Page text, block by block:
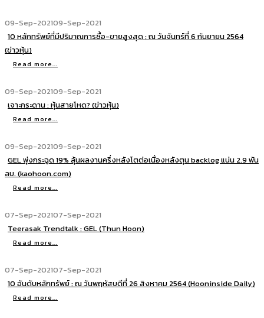
09-Sep-202109-Sep-2021
10 หลักทรัพย์ที่มีปริมาณการซื้อ-ขายสูงสุด : ณ วันจันทร์ที่ 6 กันยายน 2564
(ข่าวหุ้น)
Read more...
09-Sep-202109-Sep-2021
เจาะกระดาน : หุ้นสายโหด? (ข่าวหุ้น)
Read more...
09-Sep-202109-Sep-2021
GEL พุ่งกระฉูด 19% ลุ้นผลงานครึ่งหลังโตต่อเนื่องหลังตุน backlog แน่น 2.9 พัน
ลบ. (kaohoon.com)
Read more...
07-Sep-202107-Sep-2021
Teerasak Trendtalk : GEL (Thun Hoon)
Read more...
07-Sep-202107-Sep-2021
10 อันดับหลักทรัพย์ : ณ วันพฤหัสบดีที่ 26 สิงหาคม 2564 (Hooninside Daily)
Read more...